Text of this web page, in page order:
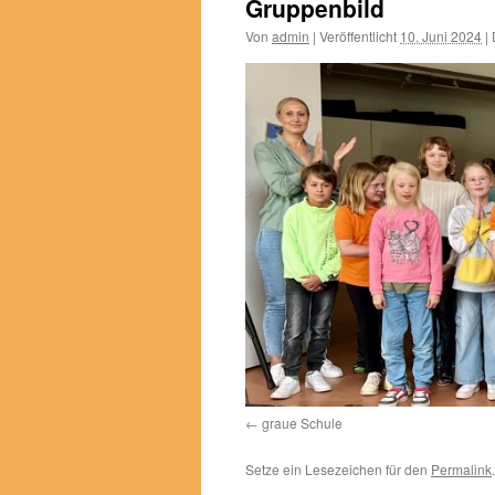
Gruppenbild
Von admin | Veröffentlicht 10. Juni 2024 |
graue Schule
Setze ein Lesezeichen für den Permalink.